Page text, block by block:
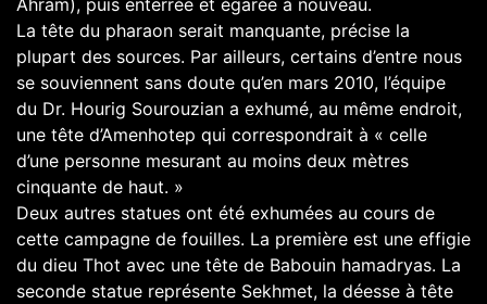
La tête du pharaon serait manquante, précise la
plupart des sources. Par ailleurs, certains d’entre nous
se souviennent sans doute qu’en mars 2010, l’équipe
du Dr. Hourig Sourouzian a exhumé, au même endroit,
une tête d’Amenhotep qui correspondrait à « celle
d’une personne mesurant au moins deux mètres
cinquante de haut. »
Deux autres statues ont été exhumées au cours de
cette campagne de fouilles. La première est une effigie
du dieu Thot avec une tête de Babouin hamadryas. La
seconde statue représente Sekhmet, la déesse à tête